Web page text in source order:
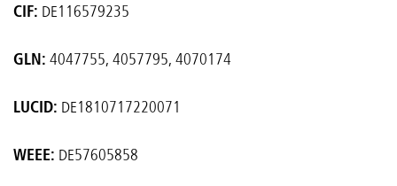
CIF: DE116579235
GLN: 4047755, 4057795, 4070174
LUCID: DE1810717220071
WEEE: DE57605858